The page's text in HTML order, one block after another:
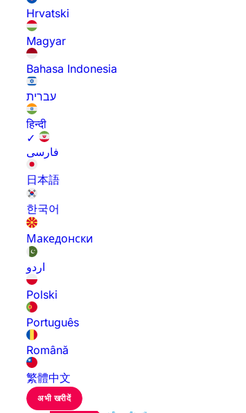
Hrvatski
Magyar
Bahasa Indonesia
עברית
हिन्दी
✓
فارسی
日本語
한국어
Македонски
اردو
Polski
Português
Română
繁體中文
अभी खरीदें